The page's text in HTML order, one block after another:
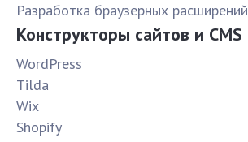
Разработка браузерных расширений
Конструкторы сайтов и CMS
WordPress
Tilda
Wix
Shopify